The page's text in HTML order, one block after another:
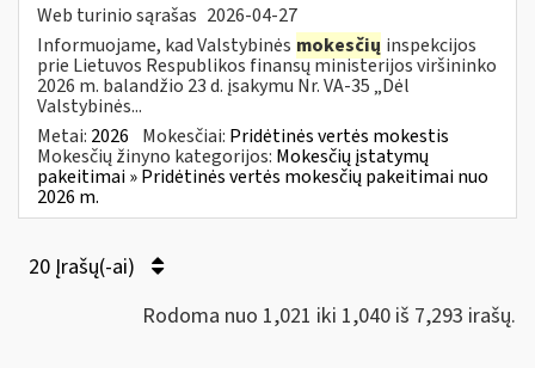
Web turinio sąrašas 2026-04-27
Informuojame, kad Valstybinės mokesčių inspekcijos
prie Lietuvos Respublikos finansų ministerijos viršininko
2026 m. balandžio 23 d. įsakymu Nr. VA-35 „Dėl
Valstybinės...
Metai: 2026 Mokesčiai: Pridėtinės vertės mokestis
Mokesčių žinyno kategorijos: Mokesčių įstatymų
pakeitimai » Pridėtinės vertės mokesčių pakeitimai nuo
2026 m.
20 Įrašų(-ai)
Rodoma nuo 1,021 iki 1,040 iš 7,293 irašų.